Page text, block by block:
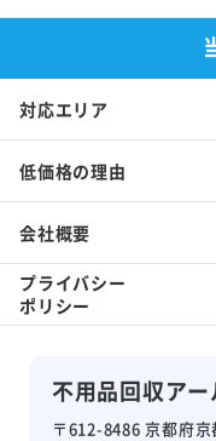
不用品回収ア
〒612-8486 京都府京
対応エリア
低価格の理由
会社概要
プライバシー
ポリシー